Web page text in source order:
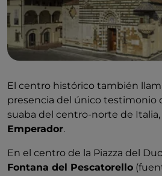
El centro histórico también
presencia del único testimonio
suaba del centro-norte de Italia,
Emperador.
En el centro de la Piazza del
Fontana del Pescatorello